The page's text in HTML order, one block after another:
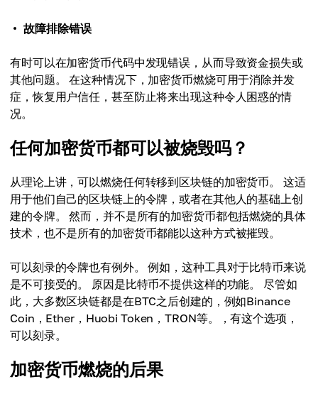
故障排除错误
有时可以在加密货币代码中发现错误，从而导致资金损失或
其他问题。 在这种情况下，加密货币燃烧可用于消除并发
症，恢复用户信任，甚至防止将来出现这种令人困惑的情
况。
任何加密货币都可以被烧毁吗？
从理论上讲，可以燃烧任何转移到区块链的加密货币。 这适
用于他们自己的区块链上的令牌，或者在其他人的基础上创
建的令牌。 然而，并不是所有的加密货币都包括燃烧的具体
技术，也不是所有的加密货币都能以这种方式被摧毁。
可以刻录的令牌也有例外。 例如，这种工具对于比特币来说
是不可接受的。 原因是比特币不提供这样的功能。 尽管如
此，大多数区块链都是在BTC之后创建的，例如Binance
Coin，Ether，Huobi Token，TRON等。，有这个选项，
可以刻录。
加密货币燃烧的后果